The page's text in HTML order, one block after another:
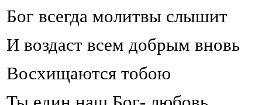
Бог всегда молитвы слышит
И воздаст всем добрым вновь
Восхищаются тобою